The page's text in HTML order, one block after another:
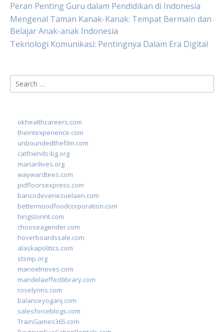
Peran Penting Guru dalam Pendidikan di Indonesia
Mengenal Taman Kanak-Kanak: Tempat Bermain dan
Belajar Anak-anak Indonesia
Teknologi Komunikasi: Pentingnya Dalam Era Digital
Search
for:
okhealthcareers.com
theintexperience.com
unboundedthefilm.com
catfriends-bg.org
marianlives.org
waywardtees.com
pidfloorsexpress.com
bancodevenezuelaen.com
bettermoodfoodcorporation.com
hingstonnt.com
chooseagender.com
hoverboardssale.com
alaskapolitics.com
stsmp.org
manoelneves.com
mandelaeffectlibrary.com
roselynns.com
balanceyoganj.com
salesforceblogs.com
TrainGames365.com